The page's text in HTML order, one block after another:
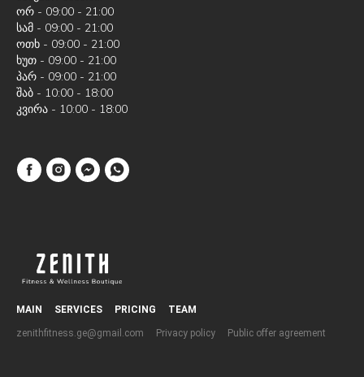
ორ - 09:00 - 21:00
სამ - 09:00 - 21:00
ოთხ - 09:00 - 21:00
ხუთ - 09:00 - 21:00
პარ - 09:00 - 21:00
შაბ - 10:00 - 18:00
კვირა - 10:00 - 18:00
MAIN SERVICES PRICING TEAM
zenithfitness.ge@gmail.com Privacy policy Public offer agreement